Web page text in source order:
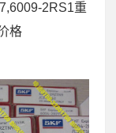
2RS1重
格